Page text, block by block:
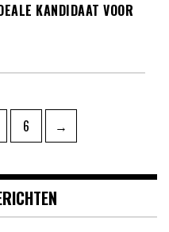
KANDIDAAT VOOR
Pagina
6 →